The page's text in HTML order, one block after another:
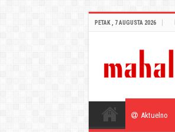
PETAK , 7 AUGUSTA 2026
Aktuelno